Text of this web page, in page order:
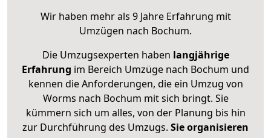
Wir haben mehr als 9 Jahre Erfahrung mit
Umzügen nach Bochum.
Die Umzugsexperten haben langjährige
Erfahrung im Bereich Umzüge nach Bochum und
kennen die Anforderungen, die ein Umzug von
Worms nach Bochum mit sich bringt. Sie
kümmern sich um alles, von der Planung bis hin
zur Durchführung des Umzugs. Sie organisieren